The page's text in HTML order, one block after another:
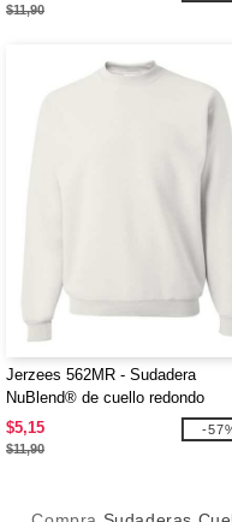
$11,90
Jerzees 562MR - Sudadera
NuBlend® de cuello redondo
$5,15
$11,90
-